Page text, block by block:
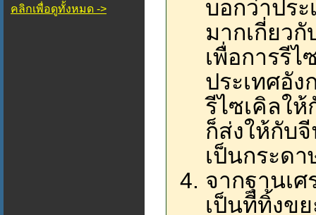
คลิกเพื่อดูทั้งหมด ->
บอกว่าปร
มากเกี่ยว
เพื่อการรีไ
ประเทศอัง
รีไซเคิลให้
ก็ส่งให้กับ
เป็นกระด
จากฐานเ
เป็นที่ทิ้งข